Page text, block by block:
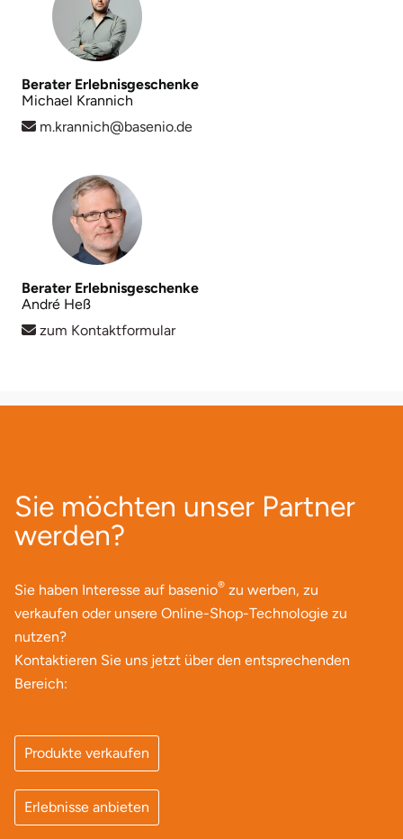
Berater Erlebnisgeschenke
Michael Krannich
m.krannich@basenio.de
Berater Erlebnisgeschenke
André Heß
zum Kontaktformular
Sie möchten unser Partner
werden?
Sie haben Interesse auf basenio® zu werben, zu
verkaufen oder unsere Online-Shop-Technologie zu
nutzen?
Kontaktieren Sie uns jetzt über den entsprechenden
Bereich:
Produkte verkaufen
Erlebnisse anbieten
Lübeck
Lüchow-Dannenberg
Lüneburg
Main-Kinzig-Kreis
Mainz
Mannheim
Mecklenburgische Seenplatte
Moers
Mönchengladbach
München
Neckarsulm